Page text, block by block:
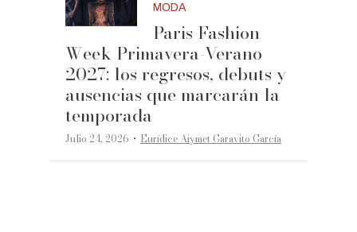
MODA
Paris Fashion
Week Primavera-Verano
2027: los regresos, debuts y
ausencias que marcarán la
temporada
Julio 24, 2026 ·Eurídice Aiymet Garavito García